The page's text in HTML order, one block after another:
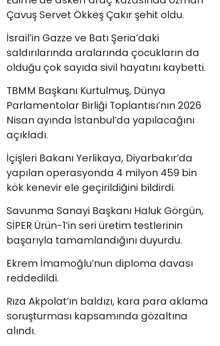
Çavuş Servet Ökkeş Çakır şehit oldu.
İsrail’in Gazze ve Batı Şeria’daki
saldırılarında aralarında çocukların da
olduğu çok sayıda sivil hayatını kaybetti.
TBMM Başkanı Kurtulmuş, Dünya
Parlamentolar Birliği Toplantısı’nın 2026
Nisan ayında İstanbul’da yapılacağını
açıkladı.
İçişleri Bakanı Yerlikaya, Diyarbakır’da
yapılan operasyonda 4 milyon 459 bin
kök kenevir ele geçirildiğini bildirdi.
Savunma Sanayi Başkanı Haluk Görgün,
SİPER Ürün-1’in seri üretim testlerinin
başarıyla tamamlandığını duyurdu.
Ekrem İmamoğlu’nun diploma davası
reddedildi.
Rıza Akpolat’ın baldızı, kara para aklama
soruşturması kapsamında gözaltına
alındı.